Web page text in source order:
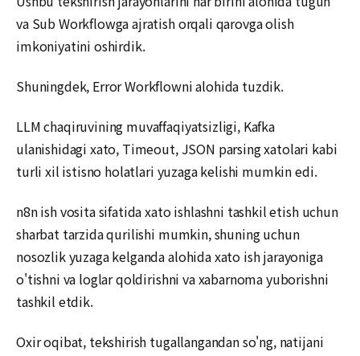
va Sub Workflowga ajratish orqali qarovga olish
imkoniyatini oshirdik.
Shuningdek, Error Workflowni alohida tuzdik.
LLM chaqiruvining muvaffaqiyatsizligi, Kafka
ulanishidagi xato, Timeout, JSON parsing xatolari kabi
turli xil istisno holatlari yuzaga kelishi mumkin edi.
n8n ish vosita sifatida xato ishlashni tashkil etish uchun
sharbat tarzida qurilishi mumkin, shuning uchun
nosozlik yuzaga kelganda alohida xato ish jarayoniga
o'tishni va loglar qoldirishni va xabarnoma yuborishni
tashkil etdik.
Oxir oqibat, tekshirish tugallangandan so'ng, natijani